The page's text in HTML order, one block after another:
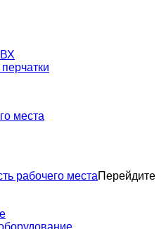
места
рабочего местаПерейдите